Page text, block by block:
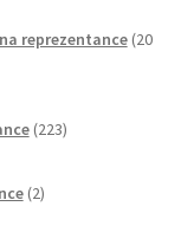
reprezentance 20
223izdelkov
2izdelka